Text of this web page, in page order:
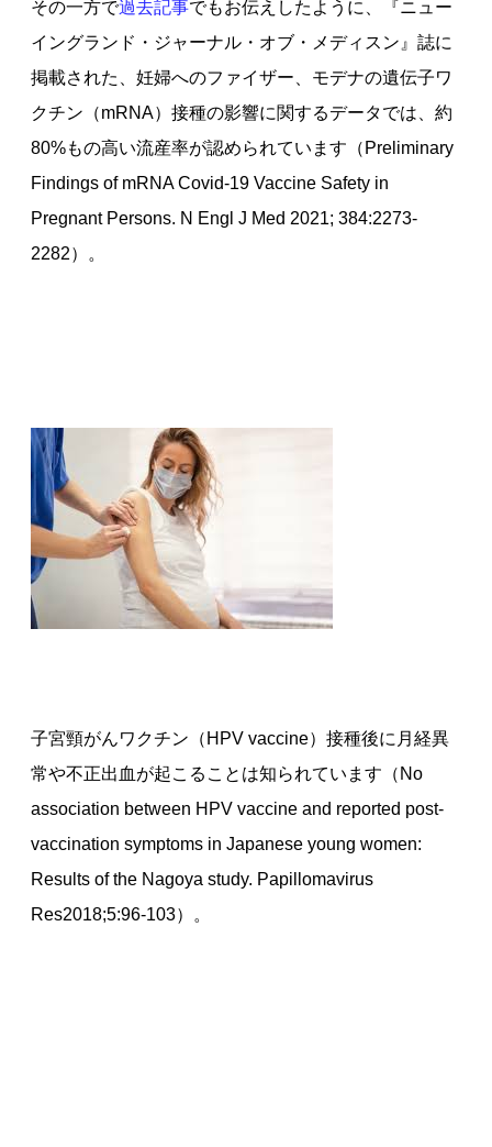
その一方で過去記事でもお伝えしたように、『ニュー
イングランド・ジャーナル・オブ・メディスン』誌に
掲載された、妊婦へのファイザー、モデナの遺伝子ワ
クチン（mRNA）接種の影響に関するデータでは、約
80%もの高い流産率が認められています（Preliminary
Findings of mRNA Covid-19 Vaccine Safety in
Pregnant Persons. N Engl J Med 2021; 384:2273-
2282）。
子宮頸がんワクチン（HPV vaccine）接種後に月経異
常や不正出血が起こることは知られています（No
association between HPV vaccine and reported post-
vaccination symptoms in Japanese young women:
Results of the Nagoya study. Papillomavirus
Res2018;5:96-103）。